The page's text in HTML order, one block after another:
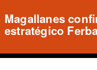
Sanhueza
derrota ante